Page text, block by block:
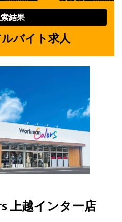
結果
バイト求人
上越インター店